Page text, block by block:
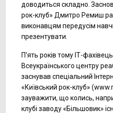
доводиться складно.
рок-клуб» Дмитро Ремиш
виконавцям передусім
презентувати.
П'ять років тому ІТ-
Всеукраїнського центру
заснував спеціальний
«Київський рок-клуб»
зауважити, що колись,
клубі заводу «Більшовик»